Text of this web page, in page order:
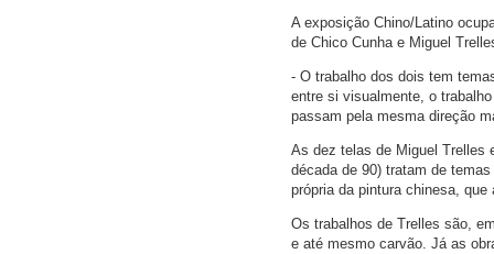
A exposição Chino/Latino
de Chico Cunha e Miguel
- O trabalho dos dois tem
entre si visualmente, o
passam pela mesma direção
As dez telas de Miguel Trelles
década de 90) tratam de
própria da pintura chinesa,
Os trabalhos de Trelles são,
e até mesmo carvão. Já as